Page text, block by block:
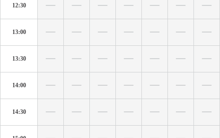
12:30
13:00
13:30
14:00
14:30